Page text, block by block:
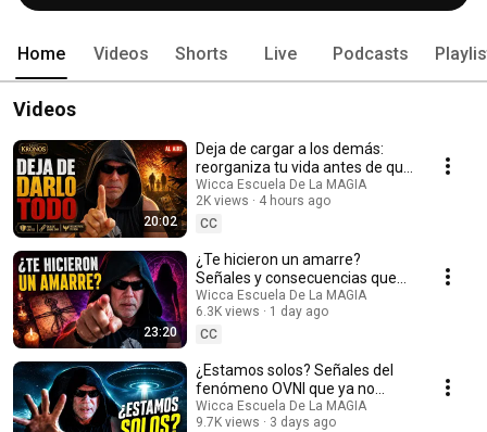
Home Videos Shorts Live Podcasts
Videos
20:02
Deja de cargar a los demás:
reorganiza tu vida antes de que
sea tarde
Wicca Escuela De La MAGIA
2K views
4 hours ago
CC
23:20
¿Te hicieron un amarre?
Señales y consecuencias que
debes conocer
Wicca Escuela De La MAGIA
6.3K views
1 day ago
CC
¿Estamos solos? Señales del
fenómeno OVNI que ya no
pueden ignorarse
Wicca Escuela De La MAGIA
9.7K views
3 days ago